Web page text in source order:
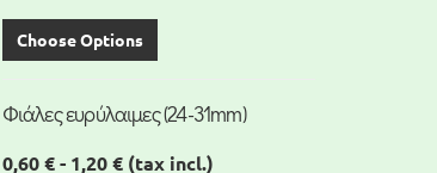
Choose Options
Φιάλες ευρύλαιμες (24-31mm)
0,60 € - 1,20 €(tax incl.)